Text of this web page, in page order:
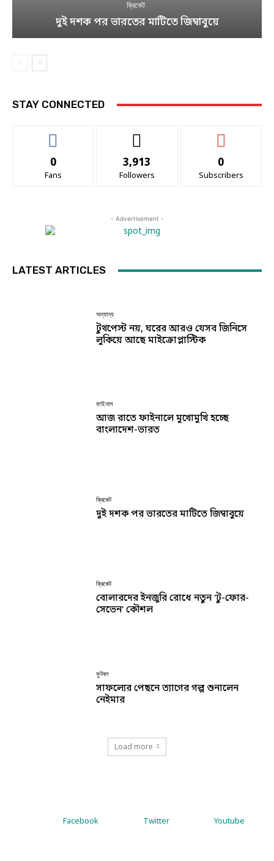
ক্রিকেট
দুই দশক পর ভারতের মাটিতে জিম্বাবুয়ে
STAY CONNECTED
0
Fans
3,913
Followers
0
Subscribers
- Advertisement -
LATEST ARTICLES
অন্যান্য
টুথপেস্ট নয়, ঘরের আরও যেসব জিনিসে
লুকিয়ে আছে মাইক্রোপ্লাস্টিক
ফাইনাল
আজ রাতে ফাইনালে মুখোমুখি হচ্ছে
বাংলাদেশ-ভারত
ক্রিকেট
দুই দশক পর ভারতের মাটিতে জিম্বাবুয়ে
ক্রিকেট
বোলারদের ইনজুরি রোধে নতুন ‘টু-ফোর-
সেভেন’ কৌশল
ফুটবল
সাফল্যের পেছনে ত্যাগের গল্প শুনালেন
নেইমার
Load more
Facebook Twitter Youtube